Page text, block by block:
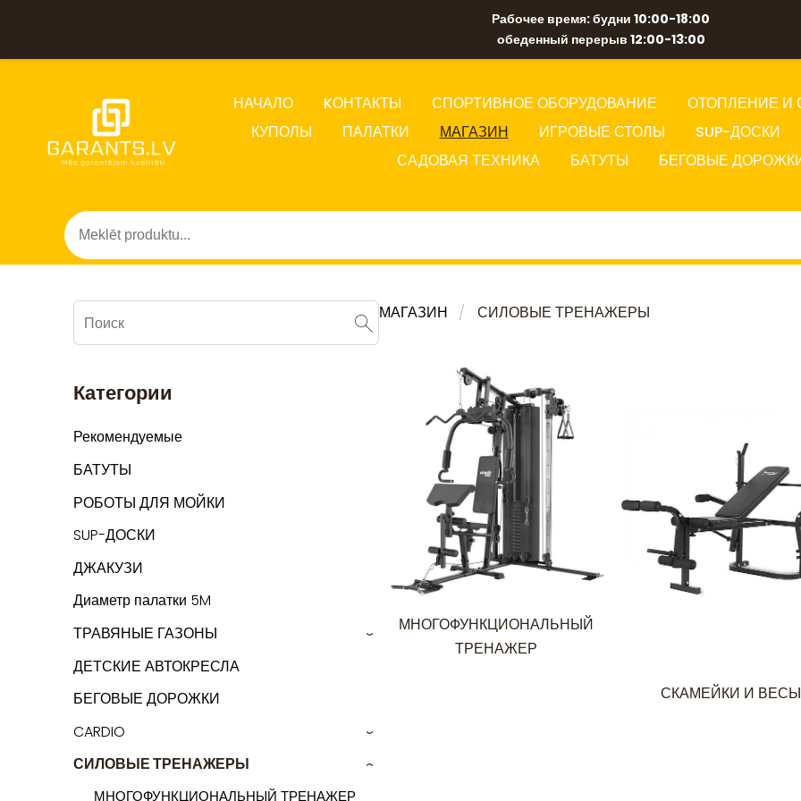
Рабочее время: будни 10:00-18:00
обеденный перерыв 12:00-13:00
НАЧАЛО KОНТАКТЫ СПОРТИВНОЕ ОБОРУДОВАНИЕ
ОТОПЛЕНИЕ И
КУПОЛЫ
ПАЛАТКИ МАГАЗИН ИГРОВЫЕ СТОЛЫ
SUP-ДОСКИ
САДОВАЯ ТЕХНИКА
БАТУТЫ БЕГОВЫЕ
Категории
Рекомендуемые
БАТУТЫ
РОБОТЫ ДЛЯ МОЙКИ
SUP-ДОСКИ
ДЖАКУЗИ
Диаметр палатки 5M
ТРАВЯНЫЕ ГАЗОНЫ
›
ДЕТСКИЕ АВТОКРЕСЛА
БЕГОВЫЕ ДОРОЖКИ
CARDIO
›
СИЛОВЫЕ ТРЕНАЖЕРЫ
МНОГОФУНКЦИОНАЛЬНЫЙ ТРЕНАЖЕР
›
МАГАЗИН СИЛОВЫЕ ТРЕНАЖЕРЫ
МНОГОФУНКЦИОНАЛЬНЫЙ
ТРЕНАЖЕР
СКАМЕЙКИ И ВЕСЫ